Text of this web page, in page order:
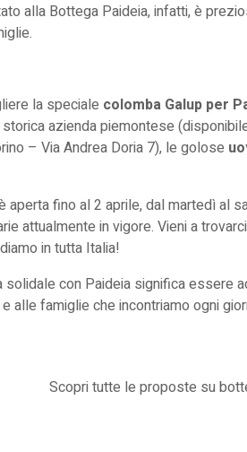
alla Bottega Paideia, infatti, è
la speciale colomba Galup per
azienda piemontese
– Via Andrea Doria 7), le golose
aperta fino al 2 aprile, dal martedì al
attualmente in vigore. Vieni a
in tutta Italia!
con Paideia significa essere
alle famiglie che incontriamo ogni
Scopri tutte le proposte su